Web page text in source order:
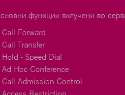
функции вклучени во
Call Forward
Call Transfer
Hold - Speed Dial
Ad Hoc Conference
Call Admission Control
Access Restriction